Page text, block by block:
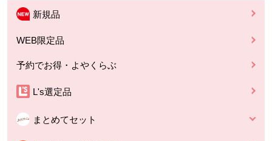
新規品
WEB限定品
予約でお得・よやくらぶ
L's選定品
まとめてセット